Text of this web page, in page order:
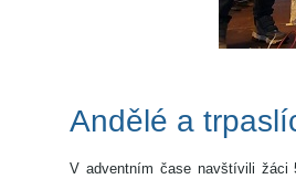
Andělé a
V adventním čase navštívili žáci